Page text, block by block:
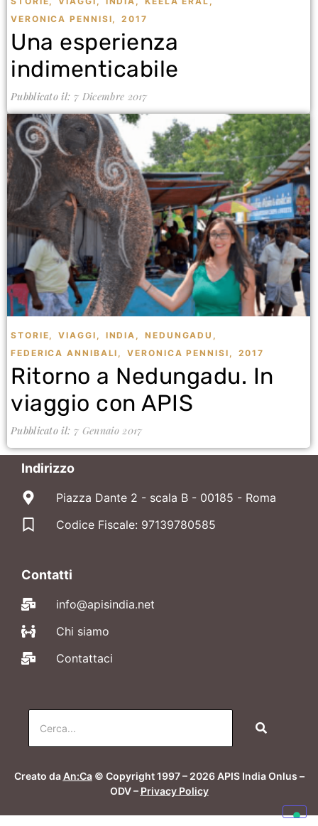
VERONICA PENNISI, 2017
Una esperienza
indimenticabile
Pubblicato il: 7 Dicembre 2017
STORIE, VIAGGI , INDIA , NEDUNGADU ,
FEDERICA ANNIBALI , VERONICA PENNISI , 2017
Ritorno a Nedungadu. In
viaggio con APIS
Pubblicato il: 7 Gennaio 2017
Indirizzo
Piazza Dante 2 - scala B - 00185 - Roma
Codice Fiscale: 97139780585
Contatti
info@apisindia.net
Chi siamo
Contattaci
Creato daAn:Ca© Copyright 1997 – 2026 APIS India Onlus –
ODV – Privacy Policy